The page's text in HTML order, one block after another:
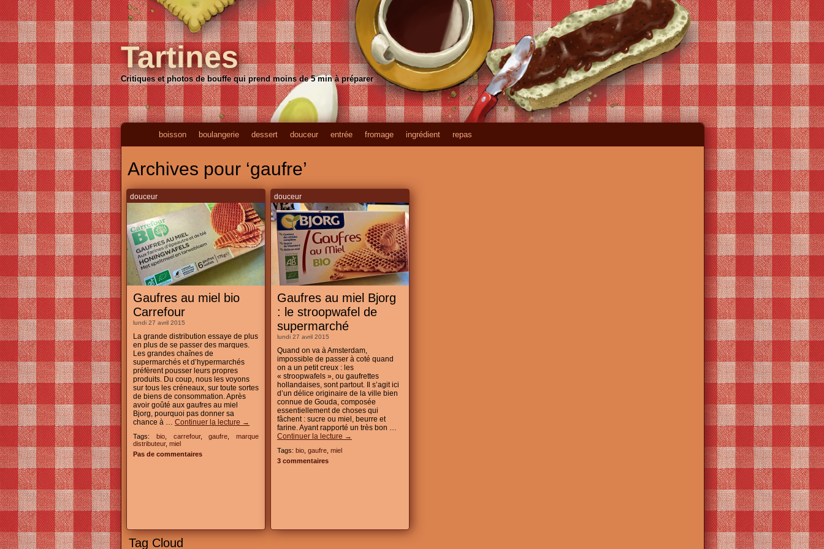
Tartines
Critiques et photos de bouffe qui prend moins de 5 min à préparer
boisson boulangerie dessert douceur entrée fromage ingrédient repas
Archives pour ‘gaufre’
douceur
Gaufres au miel bio
Carrefour
lundi 27 avril 2015
La grande distribution essaye de plus
en plus de se passer des marques.
Les grandes chaînes de
supermarchés et d’hypermarchés
préfèrent pousser leurs propres
produits. Du coup, nous les voyons
sur tous les créneaux, sur toute sortes
de biens de consommation. Après
avoir goûté aux gaufres au miel
Bjorg, pourquoi pas donner sa
chance à … Continuer la lecture →
Tags: bio, carrefour,gaufre
marque
distributeur, miel
Pas de commentaires
douceur
Gaufres au miel Bjorg
: le stroopwafel de
supermarché
lundi 27 avril 2015
Quand on va à Amsterdam,
impossible de passer à coté quand
on a un petit creux : les
« stroopwafels », ou gaufrettes
hollandaises, sont partout. Il s’agit ici
d’un délice originaire de la ville bien
connue de Gouda, composée
essentiellement de choses qui
fâchent : sucre ou miel, beurre et
farine. Ayant rapporté un très bon …
Continuer la lecture →
Tags: bio gaufre miel
3 commentaires
Tag Cloud